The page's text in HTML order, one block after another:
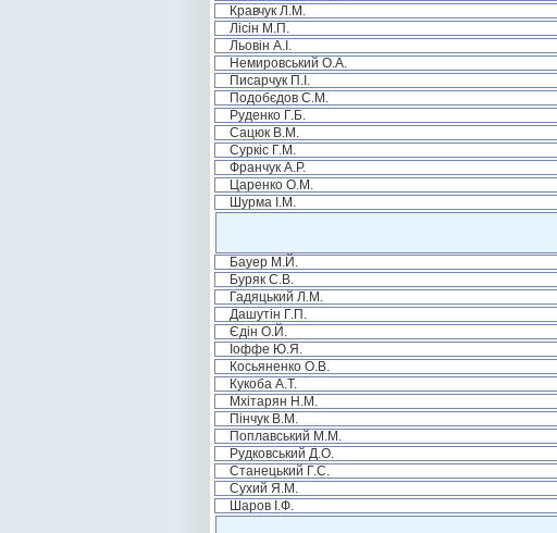
Кравчук Л.М.
Лісін М.П.
Льовін А.І.
Немировський О.А.
Писарчук П.І.
Подобєдов С.М.
Руденко Г.Б.
Сацюк В.М.
Суркіс Г.М.
Франчук А.Р.
Царенко О.М.
Шурма І.М.
Бауер М.Й.
Буряк С.В.
Гадяцький Л.М.
Дашутін Г.П.
Єдін О.Й.
Іоффе Ю.Я.
Косьяненко О.В.
Кукоба А.Т.
Мхітарян Н.М.
Пінчук В.М.
Поплавський М.М.
Рудковський Д.О.
Станецький Г.С.
Сухий Я.М.
Шаров І.Ф.